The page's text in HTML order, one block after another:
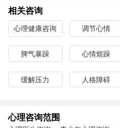
相关咨询
心理健康咨询 调节心情
脾气暴躁 心情烦躁
缓解压力 人格障碍
心理咨询范围